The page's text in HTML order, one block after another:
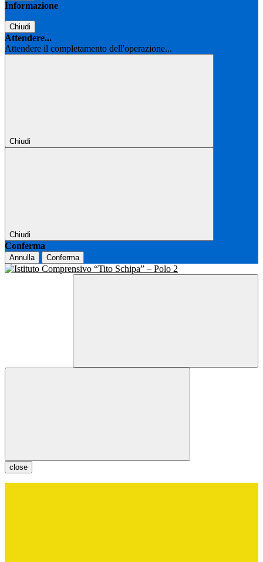
Informazione
Chiudi
Attendere...
Attendere il completamento dell'operazione...
Chiudi
Chiudi
Conferma
Annulla Conferma
close